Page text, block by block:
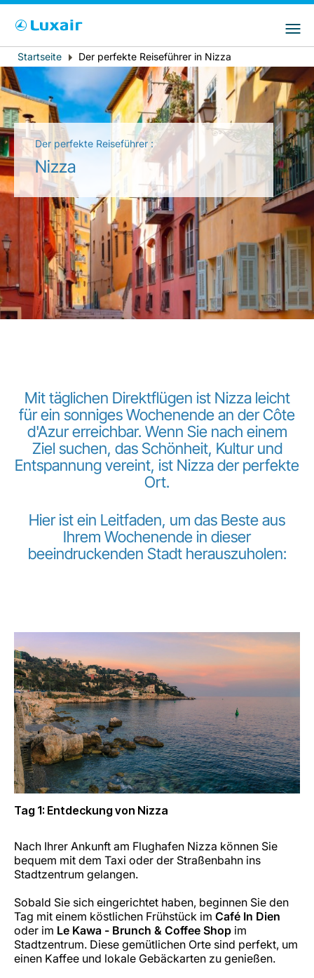
LuxairTours
LuxairGroup
Karriere bei LuxairGroup
und Ihre bevorzugte Sprache
Wohnsitz Bevorzugte Sprache
Deutsch
Breadcrumb
Startseite Der perfekte Reiseführer in Nizza
Der perfekte Reiseführer :
Nizza
Mit täglichen Direktflügen ist Nizza leicht
für ein sonniges Wochenende an der Côte
d'Azur erreichbar. Wenn Sie nach einem
Ziel suchen, das Schönheit, Kultur und
Entspannung vereint, ist Nizza der perfekte
Ort.
Hier ist ein Leitfaden, um das Beste aus
Ihrem Wochenende in dieser
beeindruckenden Stadt herauszuholen:
Tag 1: Entdeckung von Nizza
Nach Ihrer Ankunft am Flughafen Nizza können Sie
bequem mit dem Taxi oder der Straßenbahn ins
Stadtzentrum gelangen.
Sobald Sie sich eingerichtet haben, beginnen Sie den
Tag mit einem köstlichen Frühstück im Café In Dien
oder im Le Kawa - Brunch & Coffee Shop im
Stadtzentrum. Diese gemütlichen Orte sind perfekt, um
einen Kaffee und lokale Gebäckarten zu genießen.